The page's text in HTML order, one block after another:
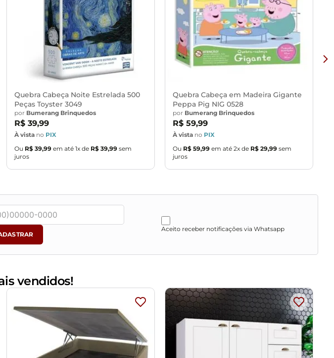
Quebra Cabeça Noite Estrelada 500
Peças Toyster 3049
por Bumerang Brinquedos
R$ 39,99
À vista no PIX
Ou R$ 39,99 em até 1x de R$ 39,99 sem
juros
Quebra Cabeça em Madeira Gigante
Peppa Pig NIG 0528
por Bumerang Brinquedos
R$ 59,99
À vista no PIX
Ou R$ 59,99 em até 2x de R$ 29,99 sem
juros
Aceito receber notificações via Whatsapp
vendidos!